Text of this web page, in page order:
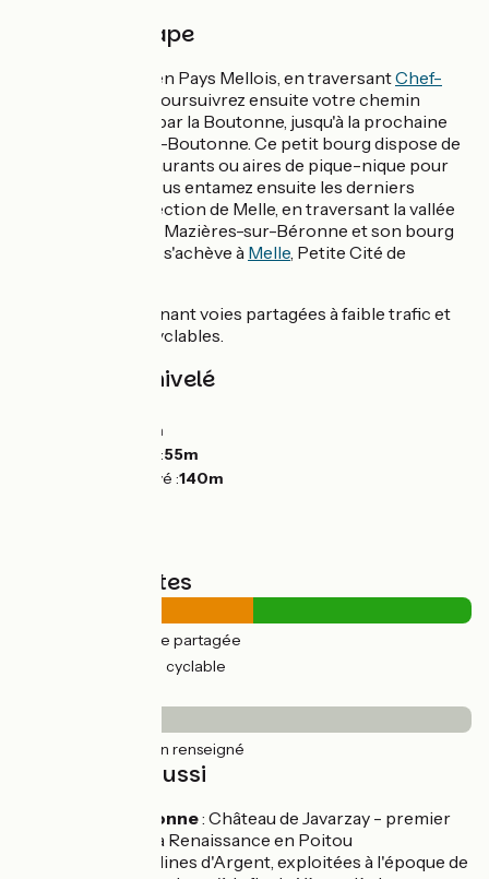
Détail de l'étape
Vous voici arrivé en Pays Mellois, en traversantChef-
. Vous poursuivrez ensuite votre chemin
escortés de près par la Boutonne, jusqu'à la prochaine
halte à Brioux-sur-Boutonne. Ce petit bourg dispose de
commerces, restaurants ou aires de pique-nique pour
vous restaurer. Vous entamez ensuite les derniers
kilomètres en direction de Melle, en traversant la vallée
de la Berlande par Mazières-sur-Béronne et son bourg
bucolique. L'étape s'achève à Melle, Petite Cité de
Un parcours alternant voies partagées à faible trafic et
aménagements cyclables.
Pentes et dénivelé
86m
Point le plus bas :55m
Point le plus élevé :140m
Types de routes
(52%) Route partagée
(48%) Voie cyclable
(100%) Non renseigné
À découvrir aussi
Chef-Boutonne: Château de Javarzay - premier
château de la Renaissance en Poitou
: Les Mines d'Argent, exploitées à l'époque de